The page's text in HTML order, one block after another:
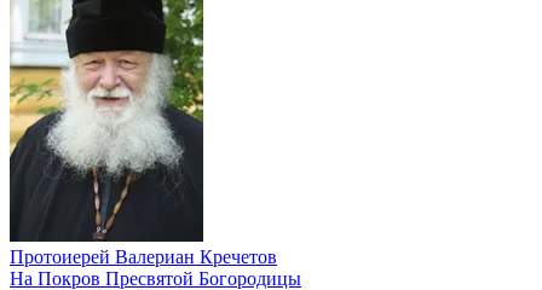
Протоиерей Валериан Кречетов
На Покров Пресвятой Богородицы